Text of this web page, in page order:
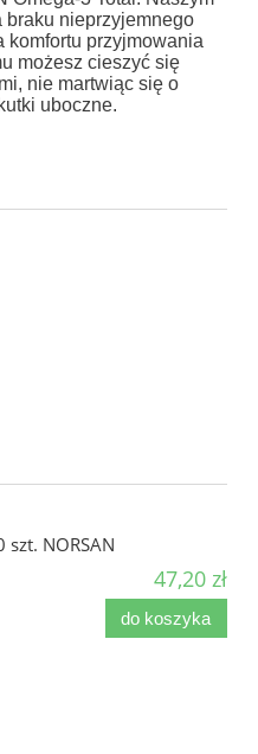
braku nieprzyjemnego
komfortu przyjmowania
możesz cieszyć się
nie martwiąc się o
uboczne.
szt. NORSAN
47,20 zł
do koszyka